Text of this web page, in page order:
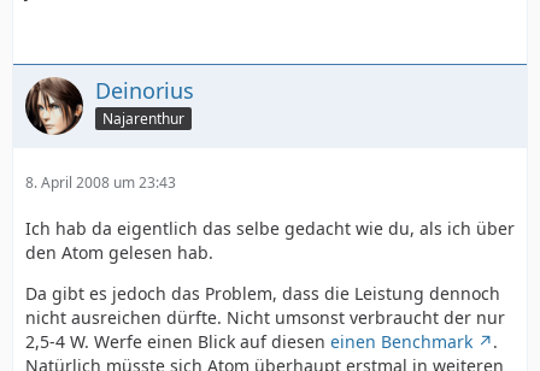
Deinorius
Najarenthur
8. April 2008 um 23:43
Ich hab da eigentlich das selbe gedacht wie du, als ich über
den Atom gelesen hab.
Da gibt es jedoch das Problem, dass die Leistung dennoch
nicht ausreichen dürfte. Nicht umsonst verbraucht der nur
2,5-4 W. Werfe einen Blick auf diesen einen Benchmark
.
Natürlich müsste sich Atom überhaupt erstmal in weiteren